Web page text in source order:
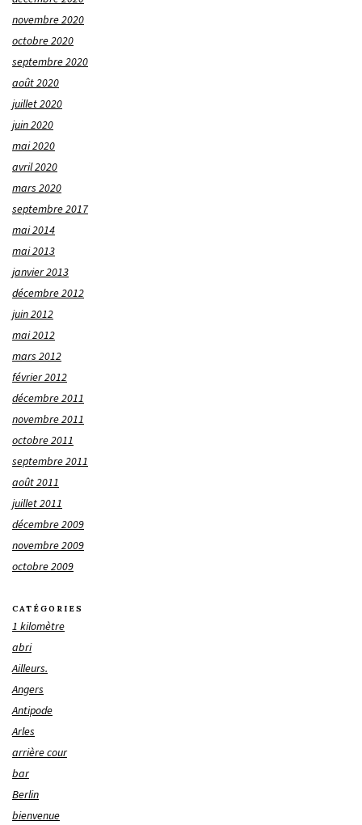
novembre 2020
octobre 2020
septembre 2020
août 2020
juillet 2020
juin 2020
mai 2020
avril 2020
mars 2020
septembre 2017
mai 2014
mai 2013
janvier 2013
décembre 2012
juin 2012
mai 2012
mars 2012
février 2012
décembre 2011
novembre 2011
octobre 2011
septembre 2011
août 2011
juillet 2011
décembre 2009
novembre 2009
octobre 2009
CATÉGORIES
1 kilomètre
abri
Ailleurs.
Angers
Antipode
Arles
arrière cour
bar
Berlin
bienvenue